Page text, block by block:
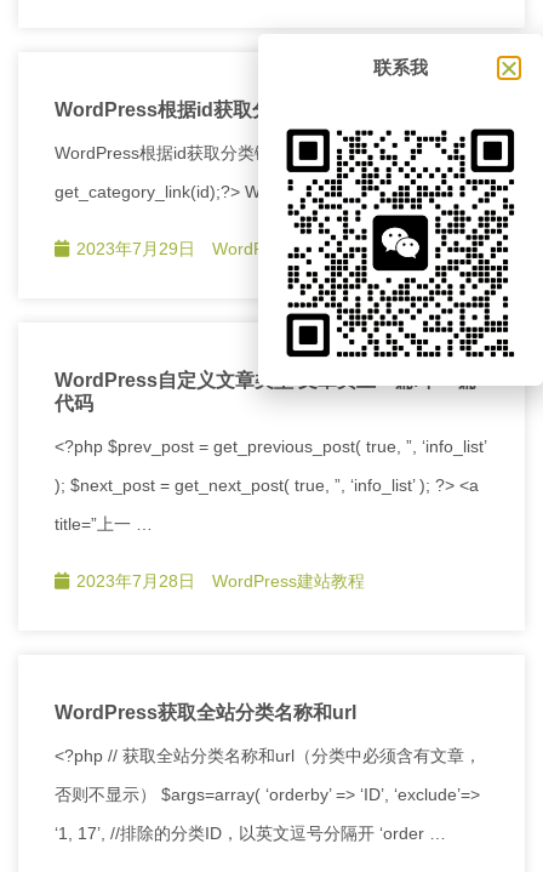
WordPress根据id获取分类链接和分类名
WordPress根据id获取分类链接 <?php echo
get_category_link(id);?> WordPress根据id获取分类名称
2023年7月29日 WordPress建站教程
WordPress自定义文章类型 文章页上一篇/下一篇
代码
<?php $prev_post = get_previous_post( true, ”, ‘info_list’
); $next_post = get_next_post( true, ”, ‘info_list’ ); ?> <a
title=”上一 …
2023年7月28日 WordPress建站教程
WordPress获取全站分类名称和url
<?php // 获取全站分类名称和url（分类中必须含有文章，
否则不显示） $args=array( ‘orderby’ => ‘ID’, ‘exclude’=>
‘1, 17’, //排除的分类ID，以英文逗号分隔开 ‘order …
联系我